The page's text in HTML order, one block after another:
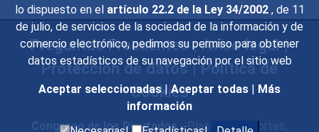
lo dispuesto en el artículo 22.2 de la Ley 34/2002 , de 11
de julio, de servicios de la sociedad de la información y de
comercio electrónico, pedimos su permiso para obtener
datos estadísticos de su navegación por el sitio web
Aceptar seleccionadas | Aceptar todas | Más
información
Preguntas Frecuentes|Aviso legal|
Protección de datos|Política de
Cookies
Congreso de los Diputados- Plaza de las Cortes,